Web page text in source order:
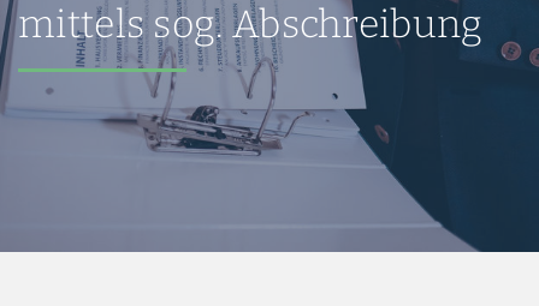
mittels sog. Abschreibung